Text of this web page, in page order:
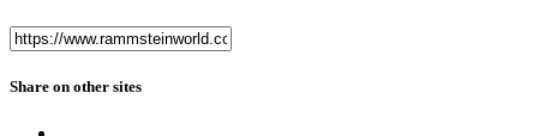
Share on other sites